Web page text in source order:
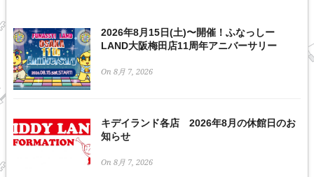
2026年8月15日(土)〜開催！ふなっしー
LAND大阪梅田店11周年アニバーサリー
On 8月 7, 2026
キデイランド各店 2026年8月の休館日のお
知らせ
On 8月 7, 2026